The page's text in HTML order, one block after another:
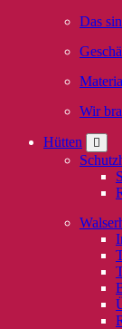
Das
Wir
Hütten